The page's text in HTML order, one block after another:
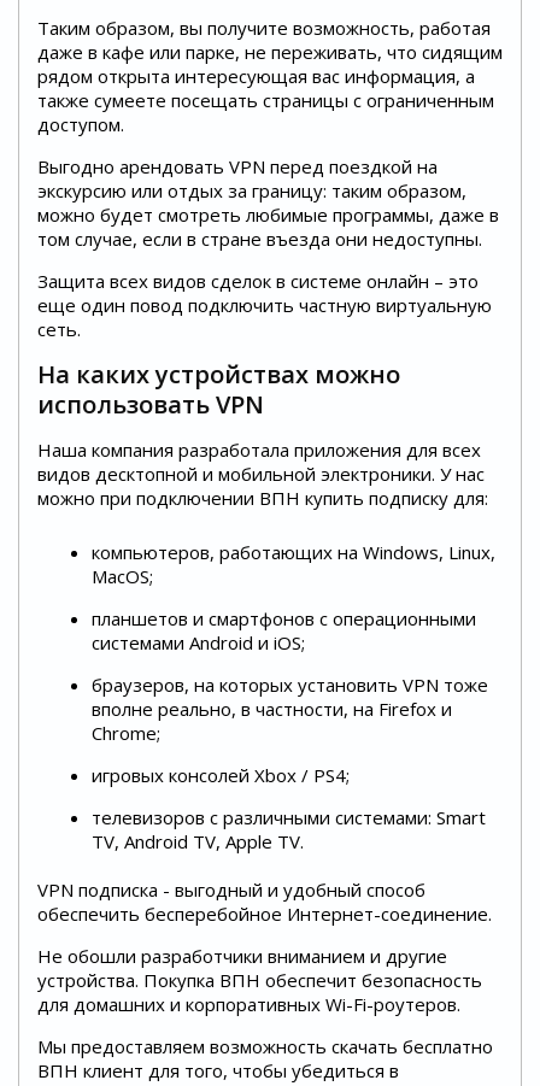
Таким образом, вы получите возможность, работая
даже в кафе или парке, не переживать, что сидящим
рядом открыта интересующая вас информация, а
также сумеете посещать страницы с ограниченным
доступом.
Выгодно арендовать VPN перед поездкой на
экскурсию или отдых за границу: таким образом,
можно будет смотреть любимые программы, даже в
том случае, если в стране въезда они недоступны.
Защита всех видов сделок в системе онлайн – это
еще один повод подключить частную виртуальную
сеть.
На каких устройствах можно
использовать VPN
Наша компания разработала приложения для всех
видов десктопной и мобильной электроники. У нас
можно при подключении ВПН купить подписку для:
компьютеров, работающих на Windows, Linux,
MacOS;
планшетов и смартфонов с операционными
системами Android и iOS;
браузеров, на которых установить VPN тоже
вполне реально, в частности, на Firefox и
Chrome;
игровых консолей Xbox / PS4;
телевизоров с различными системами: Smart
TV, Android TV, Apple TV.
VPN подписка - выгодный и удобный способ
обеспечить бесперебойное Интернет-соединение.
Не обошли разработчики вниманием и другие
устройства. Покупка ВПН обеспечит безопасность
для домашних и корпоративных Wi-Fi-роутеров.
Мы предоставляем возможность скачать бесплатно
ВПН клиент для того, чтобы убедиться в